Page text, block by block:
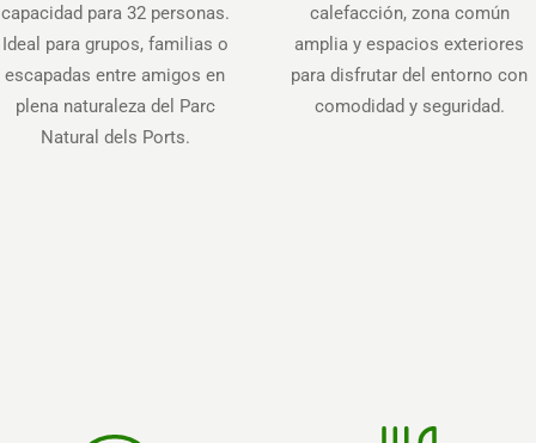
capacidad para 32 personas.
Ideal para grupos, familias o
escapadas entre amigos en
plena naturaleza del Parc
Natural dels Ports.
calefacción, zona común
amplia y espacios exteriores
para disfrutar del entorno con
comodidad y seguridad.